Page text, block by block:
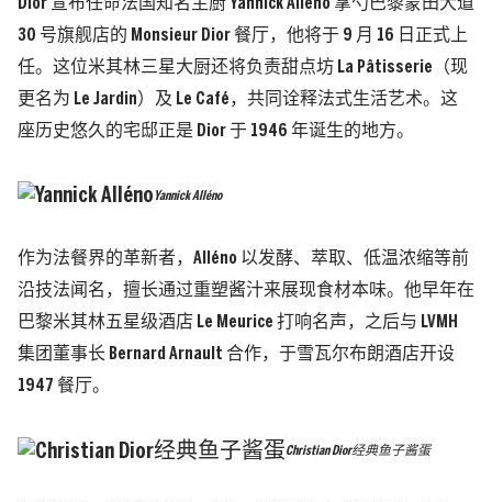
Dior 宣布任命法国知名主厨 Yannick Alléno 掌勺巴黎蒙田大道
30 号旗舰店的 Monsieur Dior 餐厅，他将于 9 月 16 日正式上
任。这位米其林三星大厨还将负责甜点坊 La Pâtisserie（现
更名为 Le Jardin）及 Le Café，共同诠释法式生活艺术。这
座历史悠久的宅邸正是 Dior 于 1946 年诞生的地方。
Yannick Alléno
作为法餐界的革新者，Alléno 以发酵、萃取、低温浓缩等前
沿技法闻名，擅长通过重塑酱汁来展现食材本味。他早年在
巴黎米其林五星级酒店 Le Meurice 打响名声，之后与 LVMH
集团董事长 Bernard Arnault 合作，于雪瓦尔布朗酒店开设
1947 餐厅。
Christian Dior经典鱼子酱蛋